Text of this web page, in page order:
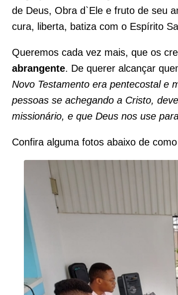
de Deus, Obra d`Ele e fruto de seu
cura, liberta, batiza com o Espírito
Queremos cada vez mais, que os
abrangente. De querer alcançar
Novo Testamento era pentecostal e
pessoas se achegando a Cristo,
missionário, e que Deus nos use
Confira alguma fotos abaixo de